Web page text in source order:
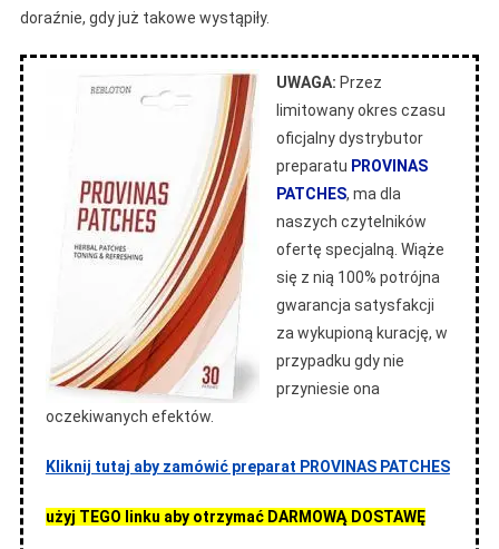
doraźnie, gdy już takowe wystąpiły.
UWAGA: Przez
limitowany okres czasu
oficjalny dystrybutor
preparatu PROVINAS
PATCHES, ma dla
naszych czytelników
ofertę specjalną. Wiąże
się z nią 100% potrójna
gwarancja satysfakcji
za wykupioną kurację, w
przypadku gdy nie
przyniesie ona
oczekiwanych efektów.
Kliknij tutaj aby zamówić preparat PROVINAS PATCHES
użyj TEGO linku aby otrzymać DARMOWĄ DOSTAWĘ